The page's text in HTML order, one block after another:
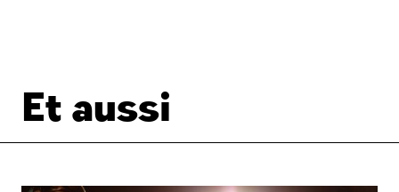
Et aussi